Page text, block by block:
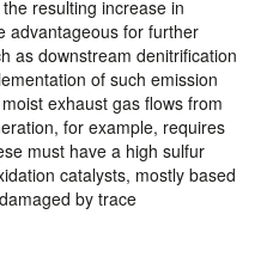
resulting increase in
advantageous for further
as downstream denitrification
of such emission
exhaust gas flows from
for example, requires
must have a high sulfur
catalysts, mostly based
by trace